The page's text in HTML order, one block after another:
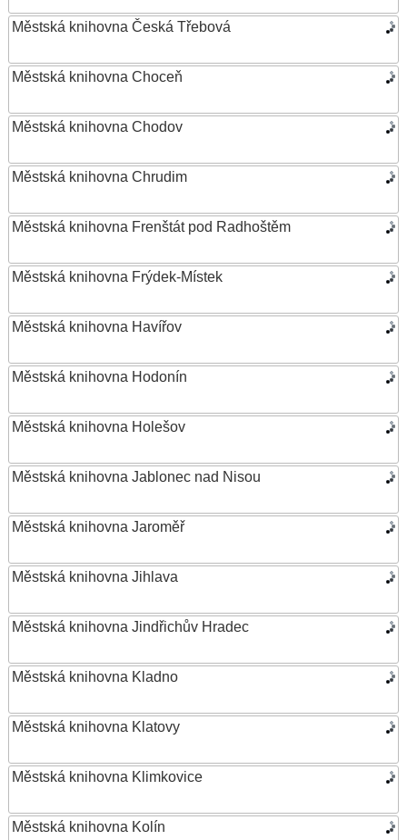
Městská knihovna Česká Třebová
Městská knihovna Choceň
Městská knihovna Chodov
Městská knihovna Chrudim
Městská knihovna Frenštát pod Radhoštěm
Městská knihovna Frýdek-Místek
Městská knihovna Havířov
Městská knihovna Hodonín
Městská knihovna Holešov
Městská knihovna Jablonec nad Nisou
Městská knihovna Jaroměř
Městská knihovna Jihlava
Městská knihovna Jindřichův Hradec
Městská knihovna Kladno
Městská knihovna Klatovy
Městská knihovna Klimkovice
Městská knihovna Kolín